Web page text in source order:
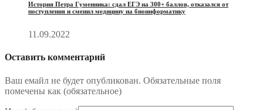
История Петра Гуменника: сдал ЕГЭ на 300+ баллов, отказался от
поступления и сменил медицину на биоинформатику
11.09.2022
Оставить комментарий
Ваш емайл не будет опубликован. Обязательные поля
помечены как (обязательное)